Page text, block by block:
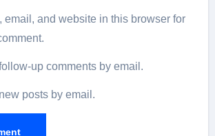
email, and website in this browser for
up comments by email.
posts by email.